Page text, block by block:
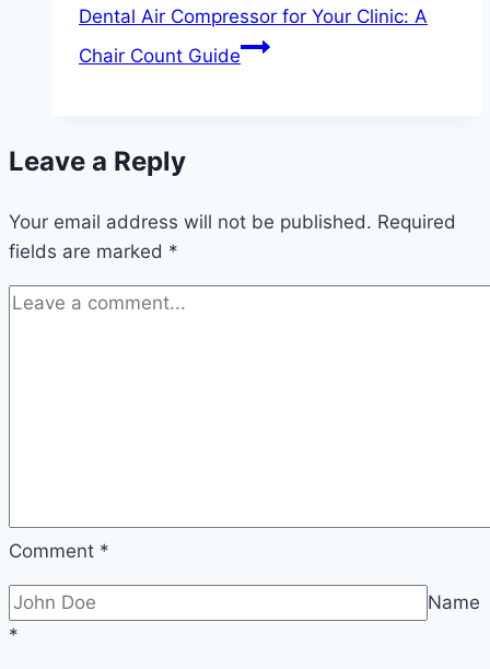
Dental Air Compressor for Your Clinic: A
Chair Count Guide
Leave a Reply
Your email address will not be published. Required
fields are marked *
Comment *
Name
*